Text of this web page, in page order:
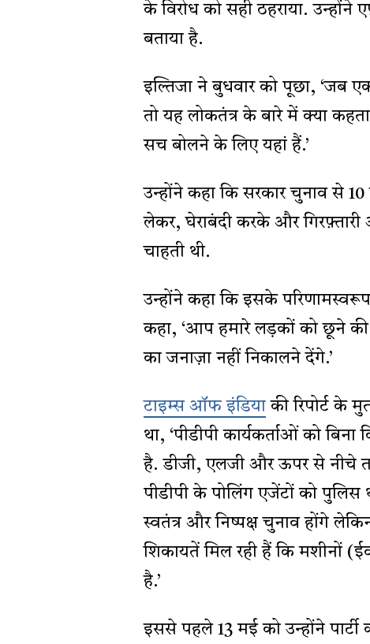
के विरोध को सही ठहराया.
बताया है.
इल्तिजा ने बुधवार को पूछा, ‘जब
तो यह लोकतंत्र के बारे में क्या
सच बोलने के लिए यहां हैं.’
उन्होंने कहा कि सरकार चुनाव से
लेकर, घेराबंदी करके और
चाहती थी.
उन्होंने कहा कि इसके
कहा, ‘आप हमारे लड़कों को छूने
का जनाज़ा नहीं निकालने देंगे.’
टाइम्स ऑफ इंडियाकी रिपोर्ट के
था, ‘पीडीपी कार्यकर्ताओं को
है. डीजी, एलजी और ऊपर से नीचे
पीडीपी के पोलिंग एजेंटों को
स्वतंत्र और निष्पक्ष चुनाव होंगे
शिकायतें मिल रही हैं कि मशीनों
है.’
इससे पहले 13 मई को उन्होंने